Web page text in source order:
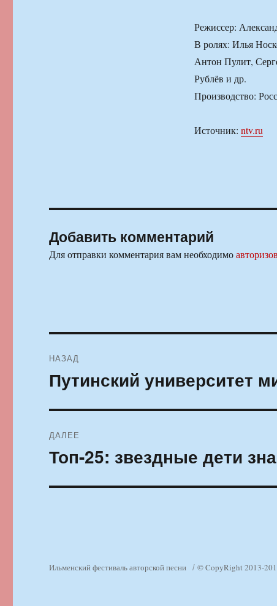
Режиссер:
В ролях: Илья
Антон Пулит,
Рублёв и др.
Производство:
Источник: ntv.ru
Добавить комментарий
Для отправки комментария вам необходимо
по
НАЗАД
Предыдущая
запись:
Путинский университет
ДАЛЕЕ
Следующая
Топ-25: звездные дети
Ильменский фестиваль авторской песни © CopyRight 2013-